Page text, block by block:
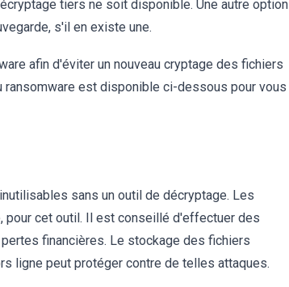
tiers ne soit disponible. Une autre option
s'il en existe une.
afin d'éviter un nouveau cryptage des fichiers
ransomware est disponible ci-dessous pour vous
sans un outil de décryptage. Les
pour cet outil. Il est conseillé d'effectuer des
financières. Le stockage des fichiers
ligne peut protéger contre de telles attaques.